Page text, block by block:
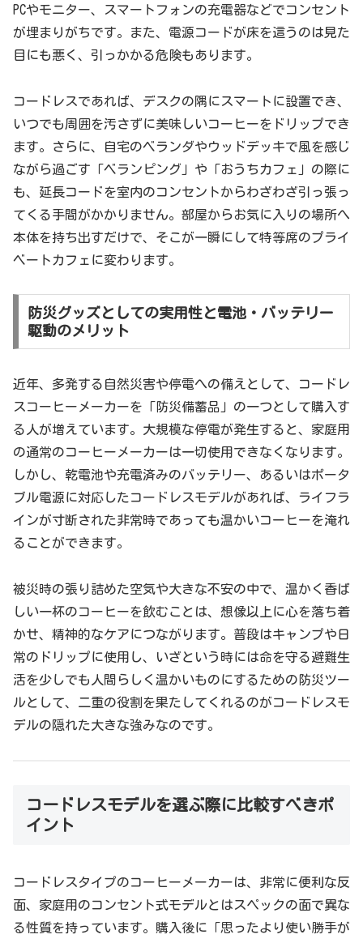
PCやモニター、スマートフォンの充電器などでコンセント
が埋まりがちです。また、電源コードが床を這うのは見た
目にも悪く、引っかかる危険もあります。
コードレスであれば、デスクの隅にスマートに設置でき、
いつでも周囲を汚さずに美味しいコーヒーをドリップでき
ます。さらに、自宅のベランダやウッドデッキで風を感じ
ながら過ごす「ベランピング」や「おうちカフェ」の際に
も、延長コードを室内のコンセントからわざわざ引っ張っ
てくる手間がかかりません。部屋からお気に入りの場所へ
本体を持ち出すだけで、そこが一瞬にして特等席のプライ
ベートカフェに変わります。
防災グッズとしての実用性と電池・バッテリー
駆動のメリット
近年、多発する自然災害や停電への備えとして、コードレ
スコーヒーメーカーを「防災備蓄品」の一つとして購入す
る人が増えています。大規模な停電が発生すると、家庭用
の通常のコーヒーメーカーは一切使用できなくなります。
しかし、乾電池や充電済みのバッテリー、あるいはポータ
ブル電源に対応したコードレスモデルがあれば、ライフラ
インが寸断された非常時であっても温かいコーヒーを淹れ
ることができます。
被災時の張り詰めた空気や大きな不安の中で、温かく香ば
しい一杯のコーヒーを飲むことは、想像以上に心を落ち着
かせ、精神的なケアにつながります。普段はキャンプや日
常のドリップに使用し、いざという時には命を守る避難生
活を少しでも人間らしく温かいものにするための防災ツー
ルとして、二重の役割を果たしてくれるのがコードレスモ
デルの隠れた大きな強みなのです。
コードレスモデルを選ぶ際に比較すべきポ
イント
コードレスタイプのコーヒーメーカーは、非常に便利な反
面、家庭用のコンセント式モデルとはスペックの面で異な
る性質を持っています。購入後に「思ったより使い勝手が